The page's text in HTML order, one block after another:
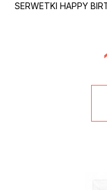
SERWETKI HAPPY